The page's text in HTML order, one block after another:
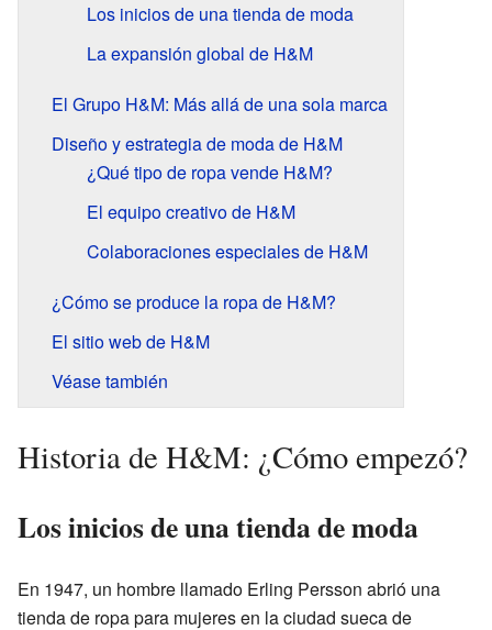
Los inicios de una tienda de moda
La expansión global de H&M
El Grupo H&M: Más allá de una sola marca
Diseño y estrategia de moda de H&M
¿Qué tipo de ropa vende H&M?
El equipo creativo de H&M
Colaboraciones especiales de H&M
¿Cómo se produce la ropa de H&M?
El sitio web de H&M
Véase también
Historia de H&M: ¿Cómo empezó?
Los inicios de una tienda de moda
En 1947, un hombre llamado Erling Persson abrió una
tienda de ropa para mujeres en la ciudad sueca de